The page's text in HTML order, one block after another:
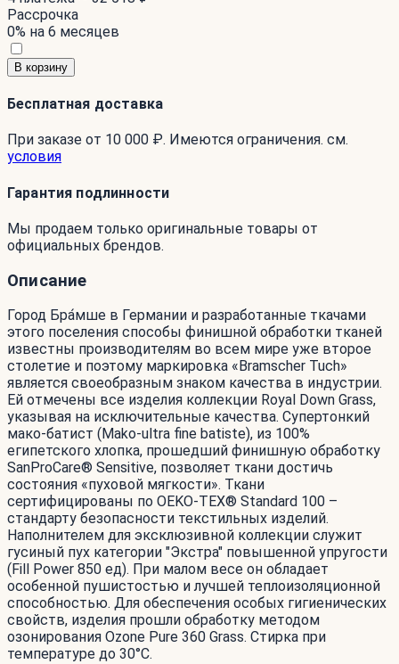
Рассрочка
0% на 6 месяцев
В корзину
Бесплатная доставка
При заказе от 10 000 ₽. Имеются ограничения. см.
условия
Гарантия подлинности
Мы продаем только оригинальные товары от
официальных брендов.
Описание
Город Бра́мше в Германии и разработанные ткачами
этого поселения способы финишной обработки тканей
известны производителям во всем мире уже второе
столетие и поэтому маркировка «Bramscher Tuch»
является своеобразным знаком качества в индустрии.
Ей отмечены все изделия коллекции Royal Down Grass,
указывая на исключительные качества. Супертонкий
мако-батист (Mako-ultra fine batiste), из 100%
египетского хлопка, прошедший финишную обработку
SanProCare® Sensitive, позволяет ткани достичь
состояния «пуховой мягкости». Ткани
сертифицированы по OEKO-TEX® Standard 100 –
стандарту безопасности текстильных изделий.
Наполнителем для эксклюзивной коллекции служит
гусиный пух категории "Экстра" повышенной упругости
(Fill Power 850 ед). При малом весе он обладает
особенной пушистостью и лучшей теплоизоляционной
способностью. Для обеспечения особых гигиенических
свойств, изделия прошли обработку методом
озонирования Ozone Pure 360 Grass. Стирка при
температуре до 30°С.